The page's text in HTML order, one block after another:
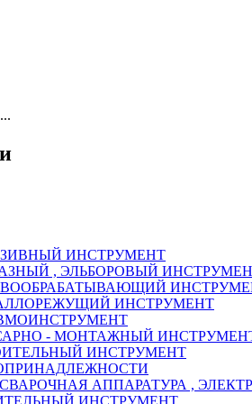
ИНСТРУМЕНТ
, ЭЛЬБОРОВЫЙ
ИНСТРУМЕНТ
- МОНТАЖНЫЙ
ИНСТРУМЕНТ
АППАРАТУРА ,
ИНСТРУМЕНТ